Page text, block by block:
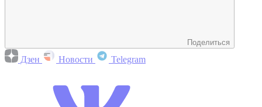
Поделиться
Дзен Новости Telegram